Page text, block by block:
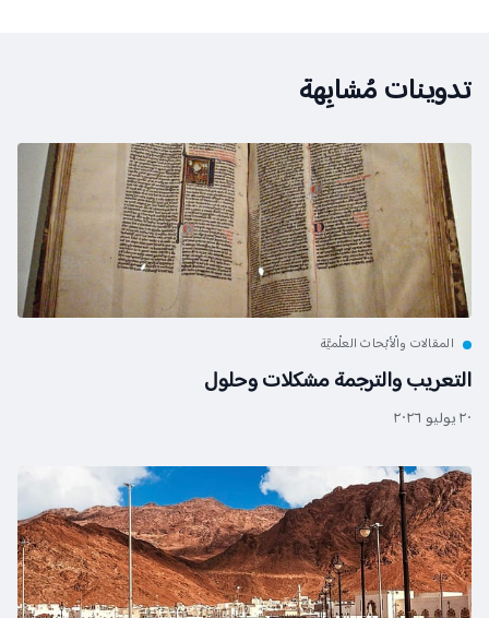
تدوينات مُشابِهة
المقالات والْأبْحاث العلْميَّة
التعريب والترجمة مشكلات وحلول
٢٠ يوليو ٢٠٢٦